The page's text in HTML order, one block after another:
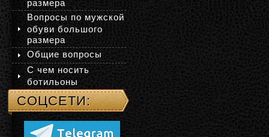
размера
Вопросы по мужской
обуви большого
размера
Общие вопросы
С чем носить
ботильоны
СОЦСЕТИ: